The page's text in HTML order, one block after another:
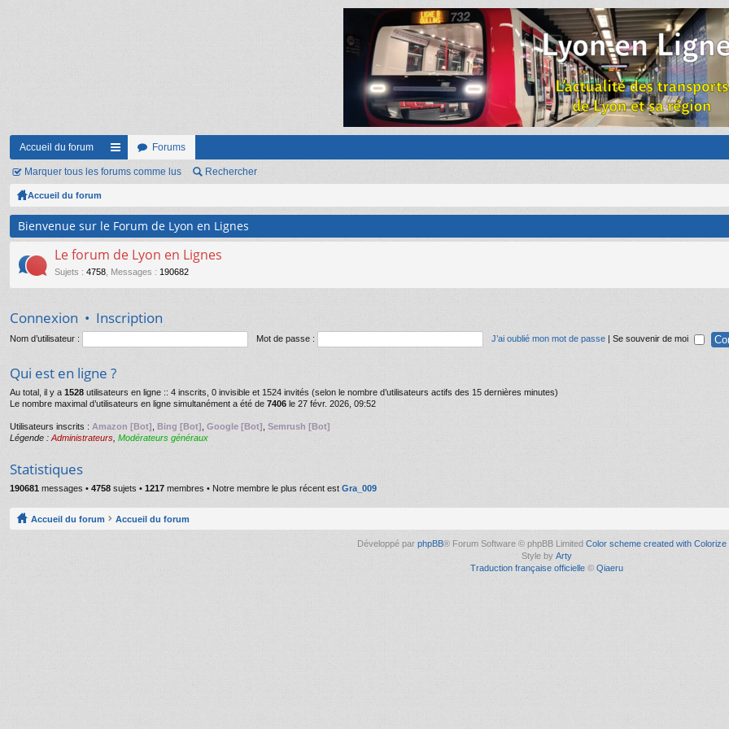
Accueil du forum
ac
ur
ci
s
Forums
Marquer tous les forums comme lus Rechercher
Accueil du forum
Bienvenue sur le Forum de Lyon en Lignes
Le forum de Lyon en Lignes
Sujets : 4758 Messages : 190682
Connexion • Inscription
Nom d’utilisateur : Mot de passe : J’ai oublié mon mot de passe | Se souvenir de moi
Qui est en ligne ?
Au total, il y a 1528 utilisateurs en ligne :: 4 inscrits, 0 invisible et 1524 invités (selon le nombre d’utilisateurs actifs des 15 dernières minutes)
Le nombre maximal d’utilisateurs en ligne simultanément a été de 7406 le 27 févr. 2026, 09:52
Utilisateurs inscrits : Amazon [Bot] Bing [Bot] Google [Bot] Semrush [Bot]
Légende : Administrateurs Modérateurs généraux
Statistiques
190681 messages • 4758 sujets • 1217 membres • Notre membre le plus récent est Gra_009
Accueil du forum Accueil du forum
Développé par phpBB® Forum Software © phpBB Limited Color scheme created with Colorize
Style by Arty
Traduction française officielle © Qiaeru